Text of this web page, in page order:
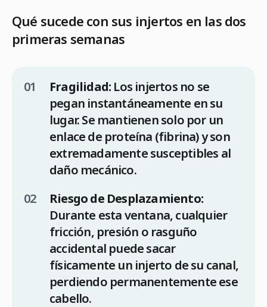
Qué sucede con sus injertos en las dos
primeras semanas
Fragilidad: Los injertos no se
pegan instantáneamente en su
lugar. Se mantienen solo por un
enlace de proteína (fibrina) y son
extremadamente susceptibles al
daño mecánico.
Riesgo de Desplazamiento:
Durante esta ventana, cualquier
fricción, presión o rasguño
accidental puede sacar
físicamente un injerto de su canal,
perdiendo permanentemente ese
cabello.